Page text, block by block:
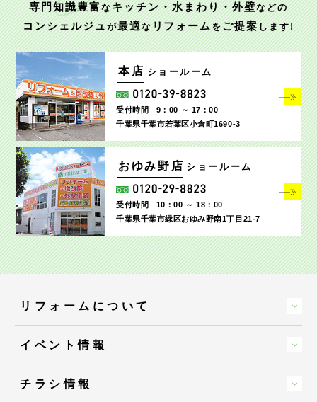
専門知識豊富なキッチン・水まわり・外壁などの
コンシェルジュが最適なリフォームをご提案します!
本店 ショールーム
受付時間
9：00 ～ 17：00
千葉県千葉市若葉区小倉町1690‐3
おゆみ野店 ショールーム
受付時間
10：00 ～ 18：00
千葉県千葉市緑区おゆみ野南1丁目21-7
リフォームについて
イベント情報
チラシ情報